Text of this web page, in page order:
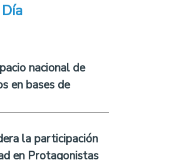
nacional de
en bases de
la participación
en Protagonistas